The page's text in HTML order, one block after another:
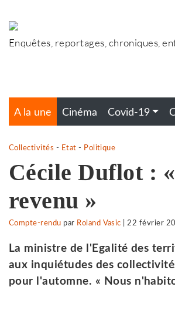
au
Enquêtes, reportages, chroniques,
A la une Cinéma Covid-19
Collectivités - Etat - Politique
Cécile Duflot :
revenu »
Compte-rendu par Roland Vasic 22 février
La ministre de l'Egalité des
aux inquiétudes des
pour l'automne. « Nous